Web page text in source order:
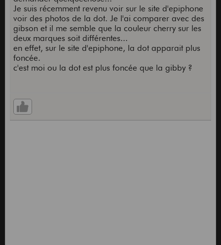
Je suis récemment revenu voir sur le site d'epiphone
voir des photos de la dot. Je l'ai comparer avec des
gibson et il me semble que la couleur cherry sur les
deux marques soit différentes...
en effet, sur le site d'epiphone, la dot apparait plus
foncée.
c'est moi ou la dot est plus foncée que la gibby ?